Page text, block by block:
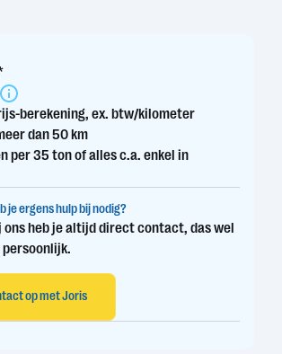
berekening, ex. btw/kilometer
dan 50 km
per 35 ton of alles c.a. enkel in
je ergens hulp bij nodig?
ons heb je altijd direct contact, das wel
persoonlijk.
op met Joris